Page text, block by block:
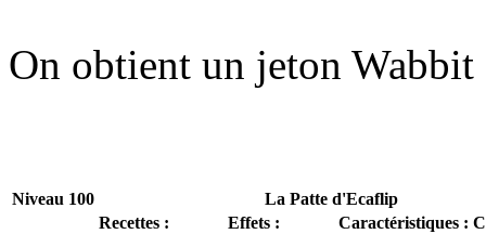
On obtient un jeton
Niveau 100
La Patte d'Ecaflip
Recettes :
Effets : Caractéristiques :